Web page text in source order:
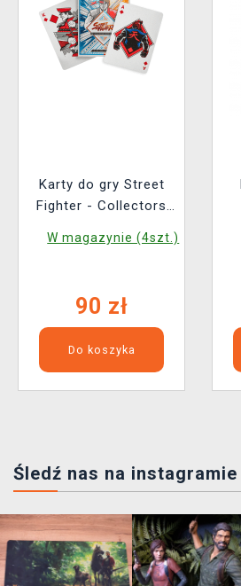
Karty do gry Street
Fighter - Collectors
W magazynie (4szt.)
90 zł
Do koszyka
Śledź nas na instagramie